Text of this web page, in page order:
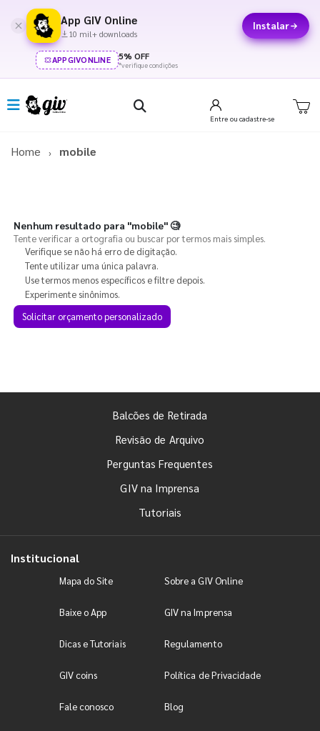
App GIV Online
10 mil+ downloads
Instalar
APPGIVONLINE 5% OFF
*verifique condições
Entre ou cadastre-se
Home mobile
Nenhum resultado para "mobile"🧐
Tente verificar a ortografia ou buscar por termos mais simples.
Verifique se não há erro de digitação.
Tente utilizar uma única palavra.
Use termos menos específicos e filtre depois.
Experimente sinônimos.
Solicitar orçamento personalizado
Balcões de Retirada
Revisão de Arquivo
Perguntas Frequentes
GIV na Imprensa
Tutoriais
Institucional
Mapa do Site Sobre a GIV Online
Baixe o App GIV na Imprensa
Dicas e Tutoriais Regulamento
GIV coins Política de Privacidade
Fale conosco Blog